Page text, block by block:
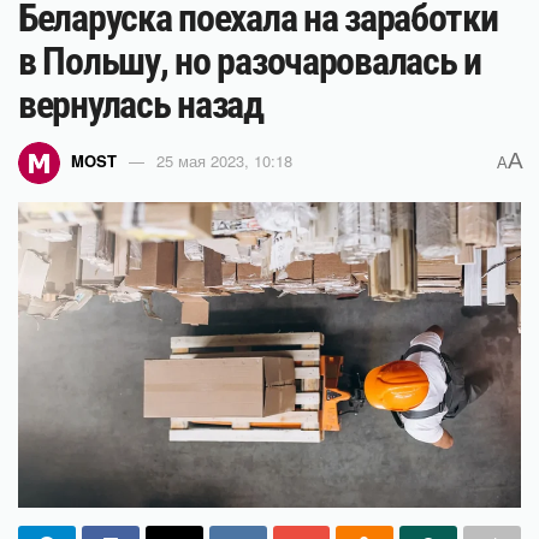
Беларуска поехала на заработки
в Польшу, но разочаровалась и
вернулась назад
MOST 25 мая 2023, 10:18 AA